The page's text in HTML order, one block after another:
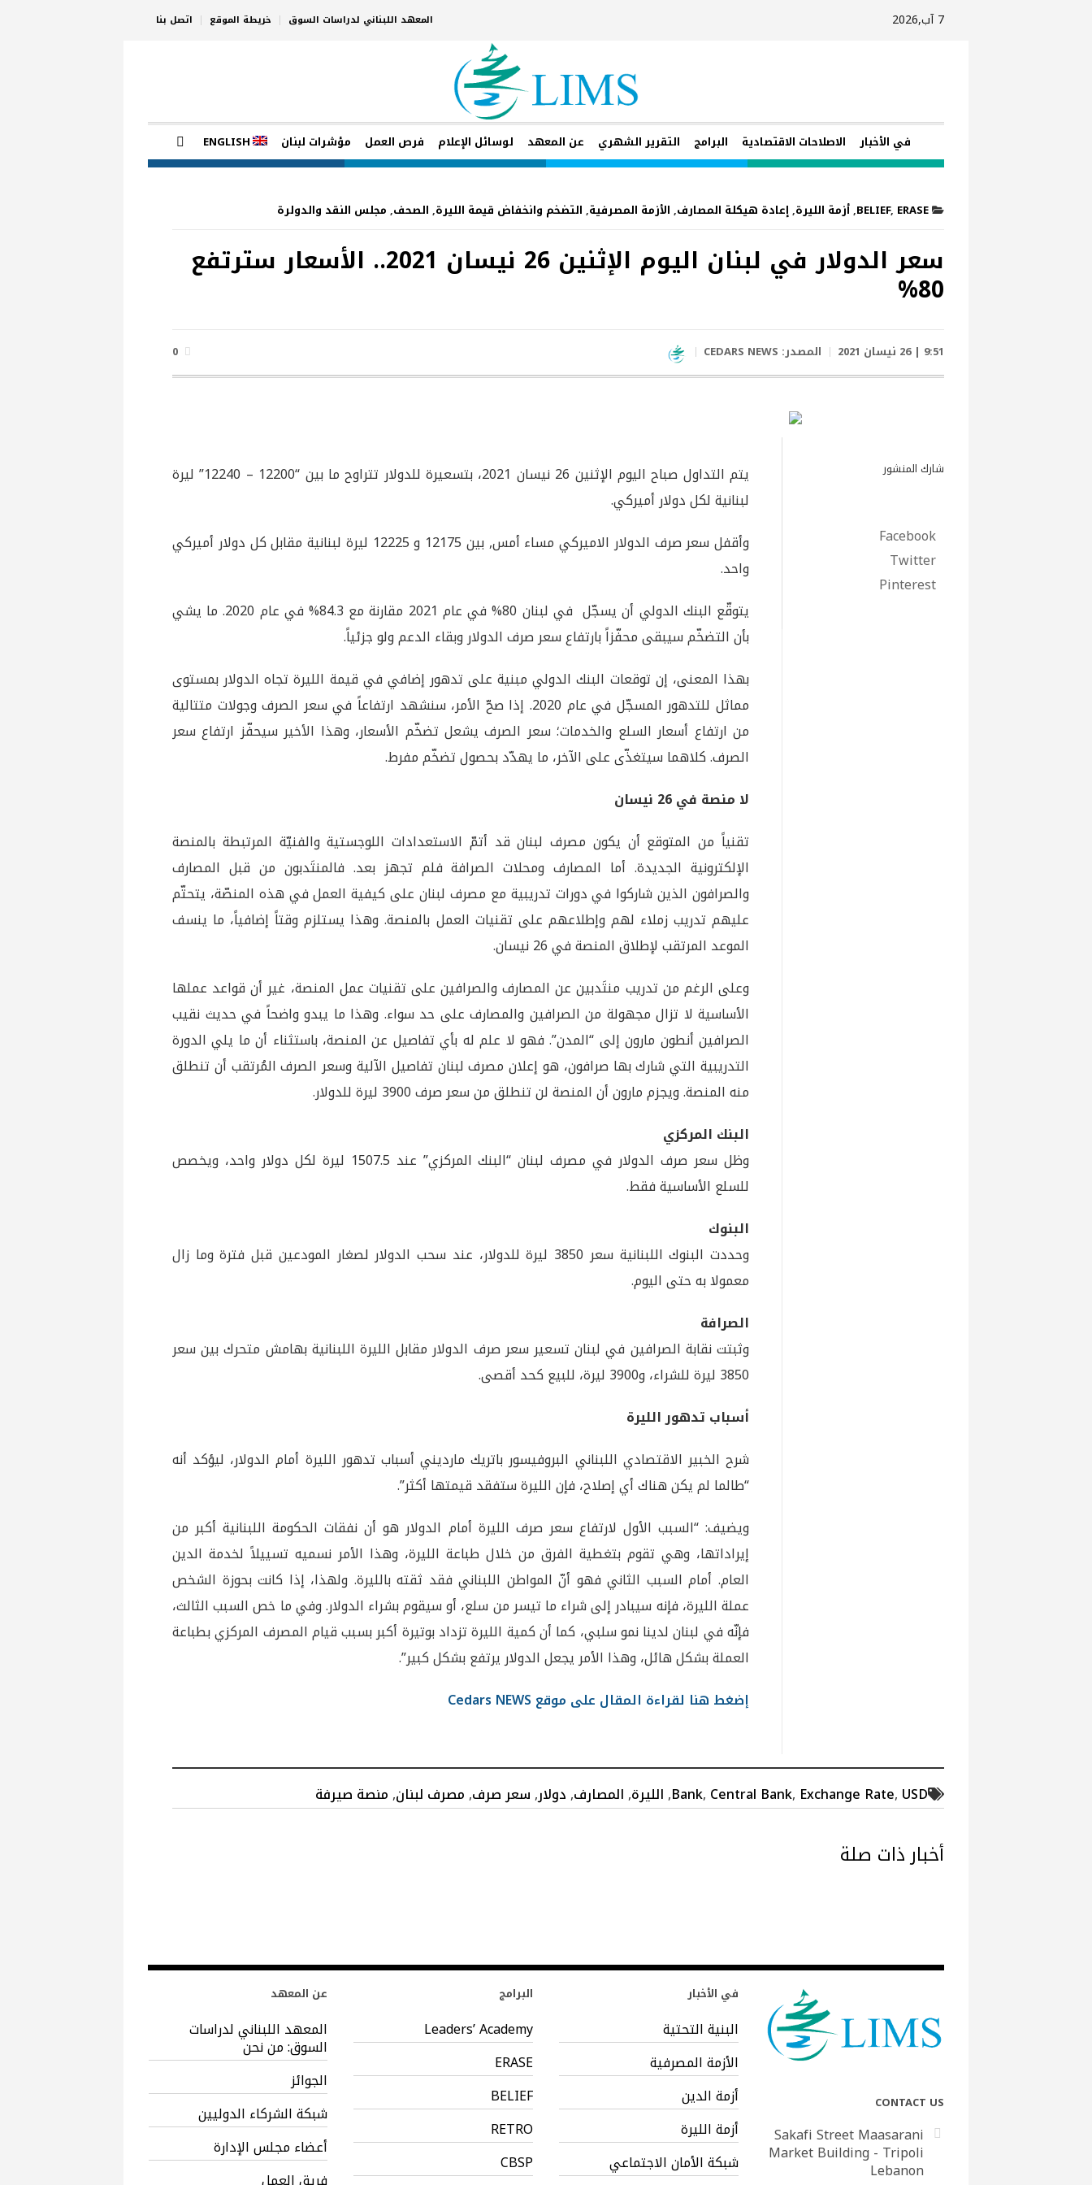
المعهد اللبناني لدراسات السوق خريطة الموقع اتصل بنا 7 آب,2026
في الأخبار الاصلاحات الاقتصادية البرامج التقرير الشهري عن المعهد لوسائل الإعلام فرص العمل مؤشرات لبنان ENGLISH
BELIEF, ERASE
,أزمة الليرة,إعادة هيكلة المصارف, الأزمة المصرفية, التضخم وانخفاض قيمة الليرة, الصحف, مجلس النقد والدولرة
سعر الدولار في لبنان اليوم الإثنين 26 نيسان 2021.. الأسعار سترتفع
80%
9:51 | 26 نيسان 2021 المصدر: CEDARS NEWS
0
شارك المنشور
Facebook
Twitter
Pinterest
يتم التداول صباح اليوم الإثنين 26 نيسان 2021، بتسعيرة للدولار تتراوح ما بين “12200 – 12240” ليرة
لبنانية لكل دولار أميركي.
وأقفل سعر صرف الدولار الاميركي مساء أمس, بين 12175 و 12225 ليرة لبنانية مقابل كل دولار أميركي
واحد.
يتوقّع البنك الدولي أن يسجّل في لبنان 80% في عام 2021 مقارنة مع 84.3% في عام 2020. ما يشي
بأن التضخّم سيبقى محفّزاً بارتفاع سعر صرف الدولار وبقاء الدعم ولو جزئياً.
بهذا المعنى، إن توقعات البنك الدولي مبنية على تدهور إضافي في قيمة الليرة تجاه الدولار بمستوى
مماثل للتدهور المسجّل في عام 2020. إذا صحّ الأمر، سنشهد ارتفاعاً في سعر الصرف وجولات متتالية
من ارتفاع أسعار السلع والخدمات؛ سعر الصرف يشعل تضخّم الأسعار، وهذا الأخير سيحفّز ارتفاع سعر
الصرف. كلاهما سيتغذّى على الآخر، ما يهدّد بحصول تضخّم مفرط.
لا منصة في 26 نيسان
تقنياً من المتوقع أن يكون مصرف لبنان قد أتمّ الاستعدادات اللوجستية والفنيّة المرتبطة بالمنصة
الإلكترونية الجديدة. أما المصارف ومحلات الصرافة فلم تجهز بعد. فالمنتَدبون من قبل المصارف
والصرافون الذين شاركوا في دورات تدريبية مع مصرف لبنان على كيفية العمل في هذه المنصّة، يتحتّم
عليهم تدريب زملاء لهم وإطلاعهم على تقنيات العمل بالمنصة. وهذا يستلزم وقتاً إضافياً، ما ينسف
الموعد المرتقب لإطلاق المنصة في 26 نيسان.
وعلى الرغم من تدريب منتَدبين عن المصارف والصرافين على تقنيات عمل المنصة، غير أن قواعد عملها
الأساسية لا تزال مجهولة من الصرافين والمصارف على حد سواء. وهذا ما يبدو واضحاً في حديث نقيب
الصرافين أنطون مارون إلى “المدن”. فهو لا علم له بأي تفاصيل عن المنصة، باستثناء أن ما يلي الدورة
التدريبية التي شارك بها صرافون، هو إعلان مصرف لبنان تفاصيل الآلية وسعر الصرف المُرتقب أن تنطلق
منه المنصة. ويجزم مارون أن المنصة لن تنطلق من سعر صرف 3900 ليرة للدولار.
البنك المركزي
وظل سعر صرف الدولار في مصرف لبنان “البنك المركزي” عند 1507.5 ليرة لكل دولار واحد، ويخصص
للسلع الأساسية فقط.
البنوك
وحددت البنوك اللبنانية سعر 3850 ليرة للدولار، عند سحب الدولار لصغار المودعين قبل فترة وما زال
معمولا به حتى اليوم.
الصرافة
وثبتت نقابة الصرافين في لبنان تسعير سعر صرف الدولار مقابل الليرة اللبنانية بهامش متحرك بين سعر
3850 ليرة للشراء، و3900 ليرة، للبيع كحد أقصى.
أسباب تدهور الليرة
شرح الخبير الاقتصادي اللبناني البروفيسور باتريك مارديني أسباب تدهور الليرة أمام الدولار، ليؤكد أنه
“طالما لم يكن هناك أي إصلاح، فإن الليرة ستفقد قيمتها أكثر”.
ويضيف: “السبب الأول لارتفاع سعر صرف الليرة أمام الدولار هو أن نفقات الحكومة اللبنانية أكبر من
إيراداتها، وهي تقوم بتغطية الفرق من خلال طباعة الليرة، وهذا الأمر نسميه تسييلاً لخدمة الدين
العام. أمام السبب الثاني فهو أنّ المواطن اللبناني فقد ثقته بالليرة. ولهذا، إذا كانت بحوزة الشخص
عملة الليرة، فإنه سيبادر إلى شراء ما تيسر من سلع، أو سيقوم بشراء الدولار. وفي ما خص السبب الثالث،
فإنّه في لبنان لدينا نمو سلبي، كما أن كمية الليرة تزداد بوتيرة أكبر بسبب قيام المصرف المركزي بطباعة
العملة بشكل هائل، وهذا الأمر يجعل الدولار يرتفع بشكل كبير”.
إضغط هنا لقراءة المقال على موقع Cedars NEWS
Bank, Central Bank, Exchange Rate, USD
,الليرة,المصارف,دولار,سعر صرف,مصرف لبنان,منصة صيرفة
أخبار ذات صلة
CONTACT US
Sakafi Street Maasarani
Market Building - Tripoli
Lebanon
في الأخبار
البنية التحتية
الأزمة المصرفية
أزمة الدين
أزمة الليرة
شبكة الأمان الاجتماعي
البرامج
Leaders’ Academy
ERASE
BELIEF
RETRO
CBSP
عن المعهد
المعهد اللبناني لدراسات
السوق: من نحن
الجوائز
شبكة الشركاء الدوليين
أعضاء مجلس الإدارة